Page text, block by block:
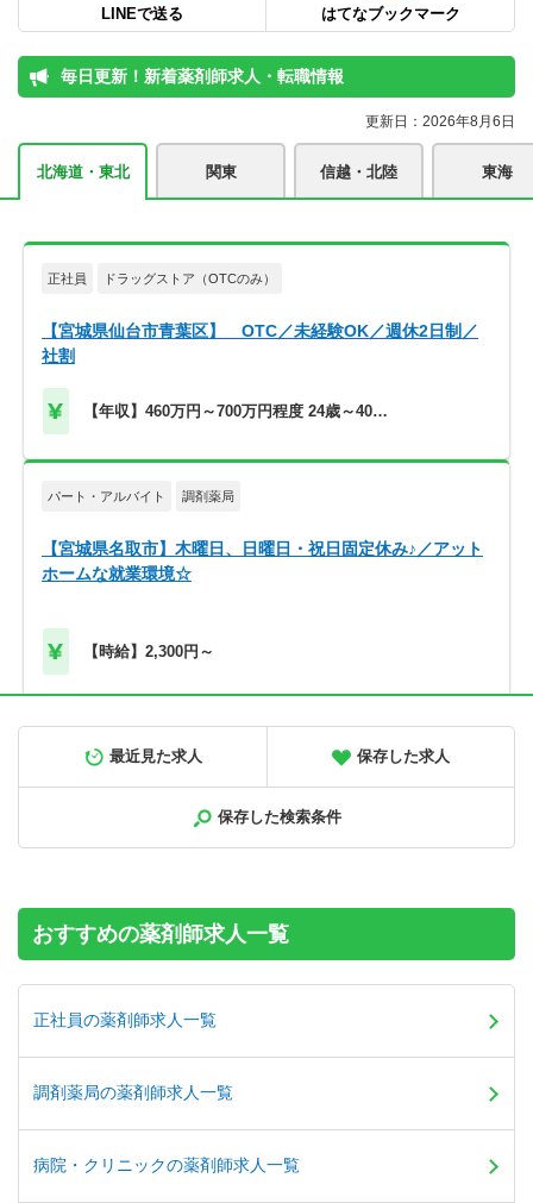
LINEで送る はてなブックマーク
毎日更新！新着薬剤師求人・転職情報
更新日：2026年8月6日
北海道・東北 関東 信越・北陸 東海
正社員 ドラッグストア（OTCのみ）
【宮城県仙台市青葉区】 OTC／未経験OK／週休2日制／
社割
【年収】460万円～700万円程度 24歳～40歳
パート・アルバイト 調剤薬局
【宮城県名取市】木曜日、日曜日・祝日固定休み♪／アット
ホームな就業環境☆
【時給】2,300円～
【北海道旭川市】高給与！580万円～／メディカルビレッジ
内の調剤薬局です＜薬剤師＞
最近見た求人 保存した求人
保存した検索条件
おすすめの薬剤師求人一覧
正社員の薬剤師求人一覧
調剤薬局の薬剤師求人一覧
病院・クリニックの薬剤師求人一覧